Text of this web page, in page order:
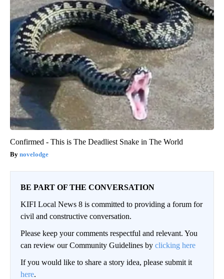
Confirmed - This is The Deadliest Snake in The World
novelodge
BE PART OF THE CONVERSATION
KIFI Local News 8 is committed to providing a forum for
civil and constructive conversation.
Please keep your comments respectful and relevant. You
can review our Community Guidelines by clicking here
If you would like to share a story idea, please submit it
here.